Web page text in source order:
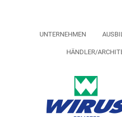
UNTERNEHMEN
HÄNDLER/